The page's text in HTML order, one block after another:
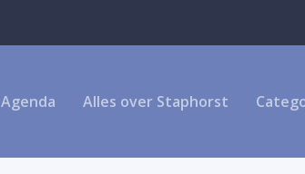
Agenda Alles over Staphorst